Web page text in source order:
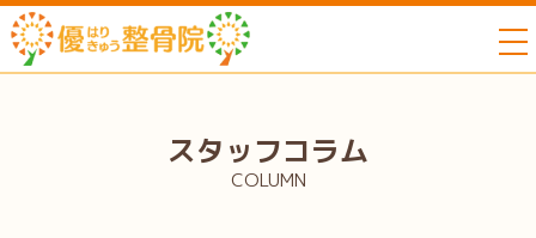
スタッフコラム
COLUMN